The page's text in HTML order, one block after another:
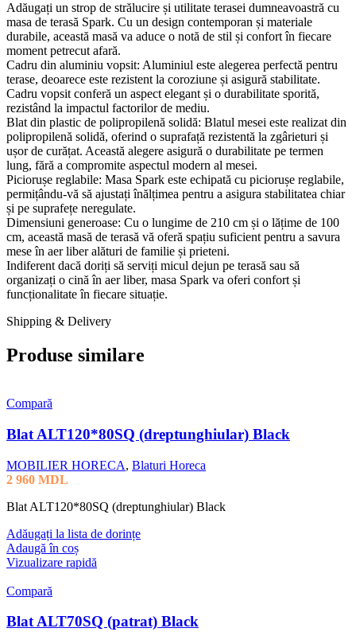
Adăugați un strop de strălucire și utilitate terasei dumneavoastră cu
masa de terasă Spark. Cu un design contemporan și materiale
durabile, această masă va aduce o notă de stil și confort în fiecare
moment petrecut afară.
Cadru din aluminiu vopsit: Aluminiul este alegerea perfectă pentru
terase, deoarece este rezistent la coroziune și asigură stabilitate.
Cadru vopsit conferă un aspect elegant și o durabilitate sporită,
rezistând la impactul factorilor de mediu.
Blat din plastic de polipropilenă solidă: Blatul mesei este realizat din
polipropilenă solidă, oferind o suprafață rezistentă la zgârieturi și
ușor de curățat. Această alegere asigură o durabilitate pe termen
lung, fără a compromite aspectul modern al mesei.
Piciorușe reglabile: Masa Spark este echipată cu piciorușe reglabile,
permițându-vă să ajustați înălțimea pentru a asigura stabilitatea chiar
și pe suprafețe neregulate.
Dimensiuni generoase: Cu o lungime de 210 cm și o lățime de 100
cm, această masă de terasă vă oferă spațiu suficient pentru a savura
mese în aer liber alături de familie și prieteni.
Indiferent dacă doriți să serviți micul dejun pe terasă sau să
organizați o cină în aer liber, masa Spark va oferi confort și
funcționalitate în fiecare situație.
Shipping & Delivery
Produse similare
Compară
Blat ALT120*80SQ (dreptunghiular) Black
MOBILIER HORECA, Blaturi Horeca
2 960 MDL
Blat ALT120*80SQ (dreptunghiular) Black
Adăugați la lista de dorințe
Adaugă în coș
Vizualizare rapidă
Compară
Blat ALT70SQ (patrat) Black